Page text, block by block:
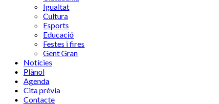
Igualtat
Cultura
Esports
Educació
Festes i fires
Gent Gran
Notícies
Plànol
Agenda
Cita prèvia
Contacte